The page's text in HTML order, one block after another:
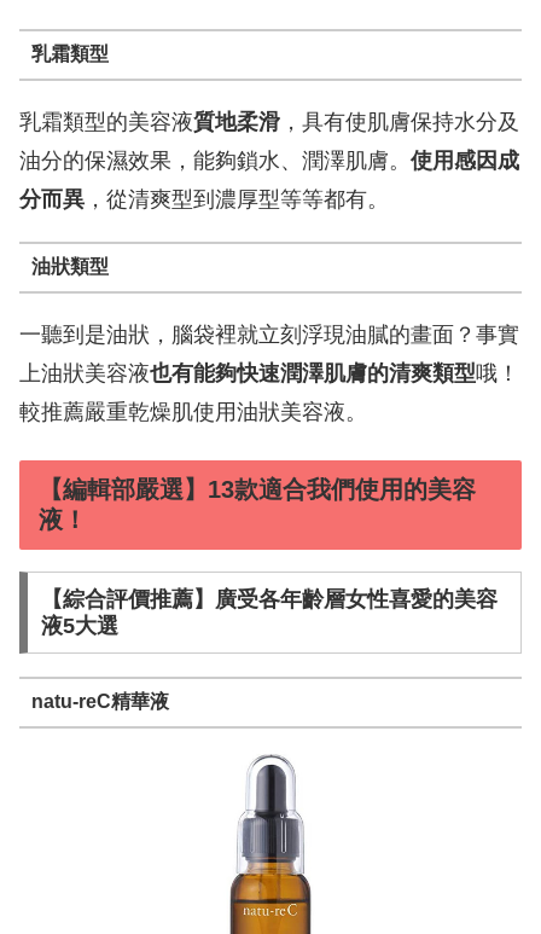
乳霜類型
乳霜類型的美容液質地柔滑 ，具有使肌膚保持水分及
油分的保濕效果，能夠鎖水、潤澤肌膚。 使用感因成
分而異 ，從清爽型到濃厚型等等都有。
油狀類型
一聽到是油狀，腦袋裡就立刻浮現油膩的畫面？事實
上油狀美容液也有能夠快速潤澤肌膚的清爽類型哦！
較推薦嚴重乾燥肌使用油狀美容液。
【編輯部嚴選】13款適合我們使用的美容
液！
【綜合評價推薦】廣受各年齡層女性喜愛的美容
液5大選
natu-reC精華液